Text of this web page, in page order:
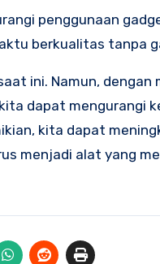
penggunaan
berkualitas tanpa
ini. Namun,
dapat mengurangi
kita dapat
menjadi alat yang